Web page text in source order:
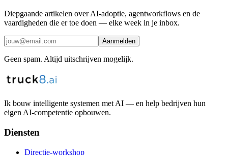
Diepgaande artikelen over AI-adoptie, agentworkflows en de
vaardigheden die er toe doen — elke week in je inbox.
Aanmelden
Geen spam. Altijd uitschrijven mogelijk.
Ik bouw intelligente systemen met AI — en help bedrijven hun
eigen AI-competentie opbouwen.
Diensten
Directie-workshop